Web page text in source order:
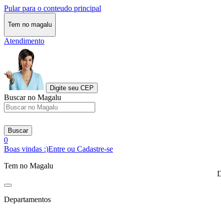
Pular para o conteudo principal
Tem no magalu
Atendimento
Digite seu CEP
Buscar no Magalu
Buscar
0
Boas vindas :)Entre ou Cadastre-se
Tem no Magalu
Departamentos